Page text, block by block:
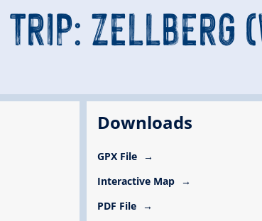
ZELLBERG
Downloads
GPX File
Interactive Map
PDF File